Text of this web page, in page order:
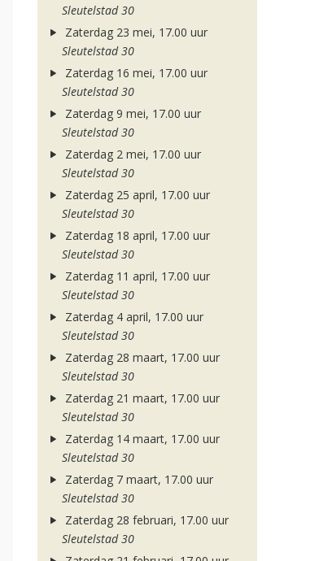
Sleutelstad 30
Zaterdag 23 mei, 17.00 uur
Sleutelstad 30
Zaterdag 16 mei, 17.00 uur
Sleutelstad 30
Zaterdag 9 mei, 17.00 uur
Sleutelstad 30
Zaterdag 2 mei, 17.00 uur
Sleutelstad 30
Zaterdag 25 april, 17.00 uur
Sleutelstad 30
Zaterdag 18 april, 17.00 uur
Sleutelstad 30
Zaterdag 11 april, 17.00 uur
Sleutelstad 30
Zaterdag 4 april, 17.00 uur
Sleutelstad 30
Zaterdag 28 maart, 17.00 uur
Sleutelstad 30
Zaterdag 21 maart, 17.00 uur
Sleutelstad 30
Zaterdag 14 maart, 17.00 uur
Sleutelstad 30
Zaterdag 7 maart, 17.00 uur
Sleutelstad 30
Zaterdag 28 februari, 17.00 uur
Sleutelstad 30